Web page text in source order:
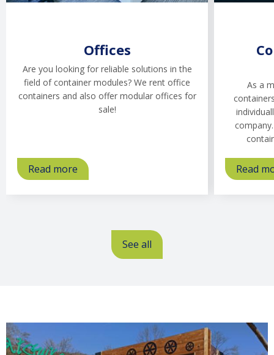
Offices
Are you looking for reliable solutions in the
field of container modules? We rent office
containers and also offer modular offices for
sale!
Read more about
Offices
As a
Read
See all